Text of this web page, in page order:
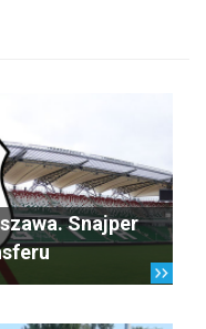
Snajper